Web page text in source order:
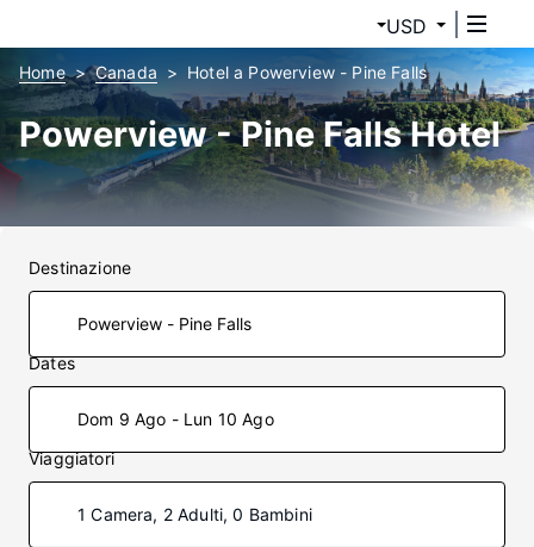
USD
Home Canada Hotel a Powerview - Pine Falls
Powerview - Pine Falls Hotel
Destinazione
Dates
Dom 9 Ago - Lun 10 Ago
Viaggiatori
1 Camera, 2 Adulti, 0 Bambini